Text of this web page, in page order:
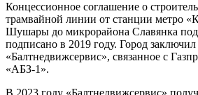
Концессионное соглашение о
трамвайной линии от станции метро
Шушары до микрорайона Славянка
подписано в 2019 году. Город
«Балтнедвижсервис», связанное с
«АБЗ-1».
В 2023 году «Балтнедвижсервис»